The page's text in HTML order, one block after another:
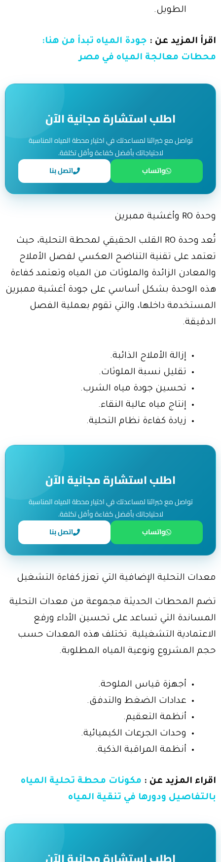
الطويل.
اقرأ المزيد عن : جودة المياه تبدأ من هنا:
محطات معالجة المياه في مصر
اطلب استشارة مجانية الآن
تواصل مع خبرائنا لمساعدتك في اختيار محطة المياه المناسبة
لاحتياجاتك بأفضل كفاءة وأقل تكلفة.
واتساب
اتصل بنا
وحدة RO وأغشية ممبرين
تُعد وحدة RO القلب الحقيقي لمحطة التحلية، حيث
تعتمد على تقنية التناضح العكسي لفصل الأملاح
والمعادن الزائدة والملوثات من المياه وتعتمد كفاءة
هذه الوحدة بشكل أساسي على جودة أغشية ممبرين
المستخدمة داخلها، والتي تقوم بعملية الفصل
الدقيقة.
إزالة الأملاح الذائبة.
تقليل نسبة الملوثات.
تحسين جودة مياه الشرب.
إنتاج مياه عالية النقاء.
زيادة كفاءة نظام التحلية.
اطلب استشارة مجانية الآن
تواصل مع خبرائنا لمساعدتك في اختيار محطة المياه المناسبة
لاحتياجاتك بأفضل كفاءة وأقل تكلفة.
واتساب
اتصل بنا
معدات التحلية الإضافية التي تعزز كفاءة التشغيل
تضم المحطات الحديثة مجموعة من معدات التحلية
المساندة التي تساعد على تحسين الأداء ورفع
الاعتمادية التشغيلية. تختلف هذه المعدات حسب
حجم المشروع ونوعية المياه المطلوبة.
أجهزة قياس الملوحة.
عدادات الضغط والتدفق.
أنظمة التعقيم.
وحدات الجرعات الكيميائية.
أنظمة المراقبة الذكية.
اقراء المزيد عن : مكونات محطة تحلية المياه
بالتفاصيل ودورها في تنقية المياه